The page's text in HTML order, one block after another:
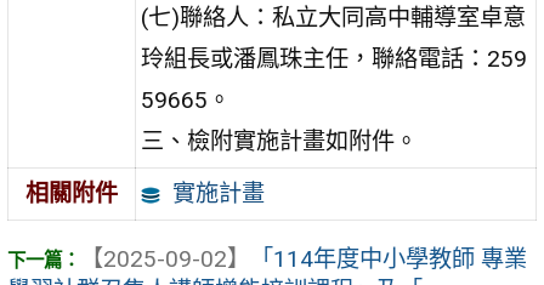
(七)聯絡人：私立大同高中輔導室卓意
玲組長或潘鳳珠主任，聯絡電話：259
59665。
三、檢附實施計畫如附件。
相關附件
實施計畫
【2025-09-02】
「114年度中小學教師 專業